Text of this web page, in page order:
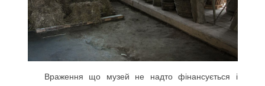
Враження що музей не надто фінансується і